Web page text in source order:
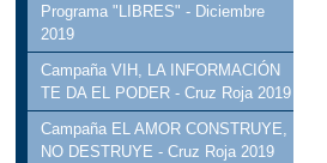
Programa "LIBRES" - Diciembre
2019
Campaña VIH, LA INFORMACIÓN
TE DA EL PODER - Cruz Roja 2019
Campaña EL AMOR CONSTRUYE,
NO DESTRUYE - Cruz Roja 2019